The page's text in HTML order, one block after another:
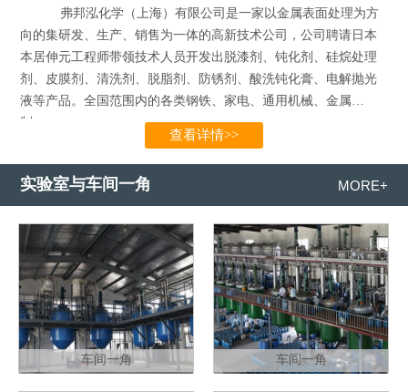
弗邦泓化学（上海）有限公司是一家以金属表面处理为方
向的集研发、生产、销售为一体的高新技术公司，公司聘请日本
本居伸元工程师带领技术人员开发出脱漆剂、钝化剂、硅烷处理
剂、皮膜剂、清洗剂、脱脂剂、防锈剂、酸洗钝化膏、电解抛光
液等产品。全国范围内的各类钢铁、家电、通用机械、金属
制…...
查看详情>>
实验室与车间一角 MORE+
车间一角 车间一角